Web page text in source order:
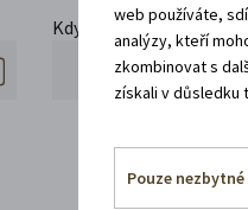
Kdy se vracíte domů?
web používáte,
analýzy, kteří
zkombinovat s
získali v důsledku
Pouze